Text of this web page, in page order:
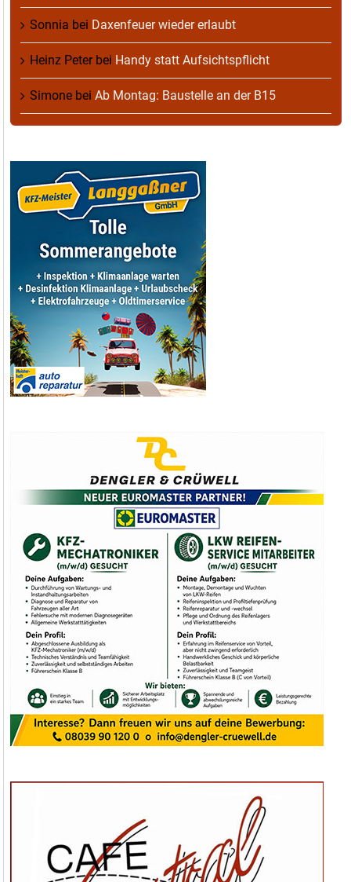
Sonnia bei Daxenfeuer wieder erlaubt
Heinz Peterbei Handy statt Aufsichtspflicht
Simone bei Ab Montag: Baustelle an der B15